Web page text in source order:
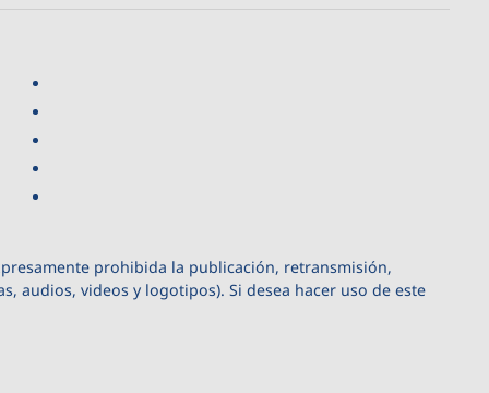
prohibida la publicación, retransmisión,
videos y logotipos). Si desea hacer uso de este